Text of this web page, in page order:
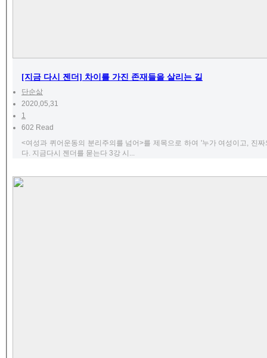
[지금 다시 젠더] 차이를 가진 존재들을 살리는 길
단순삶
2020,05,31
1
602 Read
<여성과 퀴어운동의 분리주의를 넘어>를 제목으로 하여 '누가 여성이고, 진
다. 지금다시 젠더를 묻는다 3강 시...